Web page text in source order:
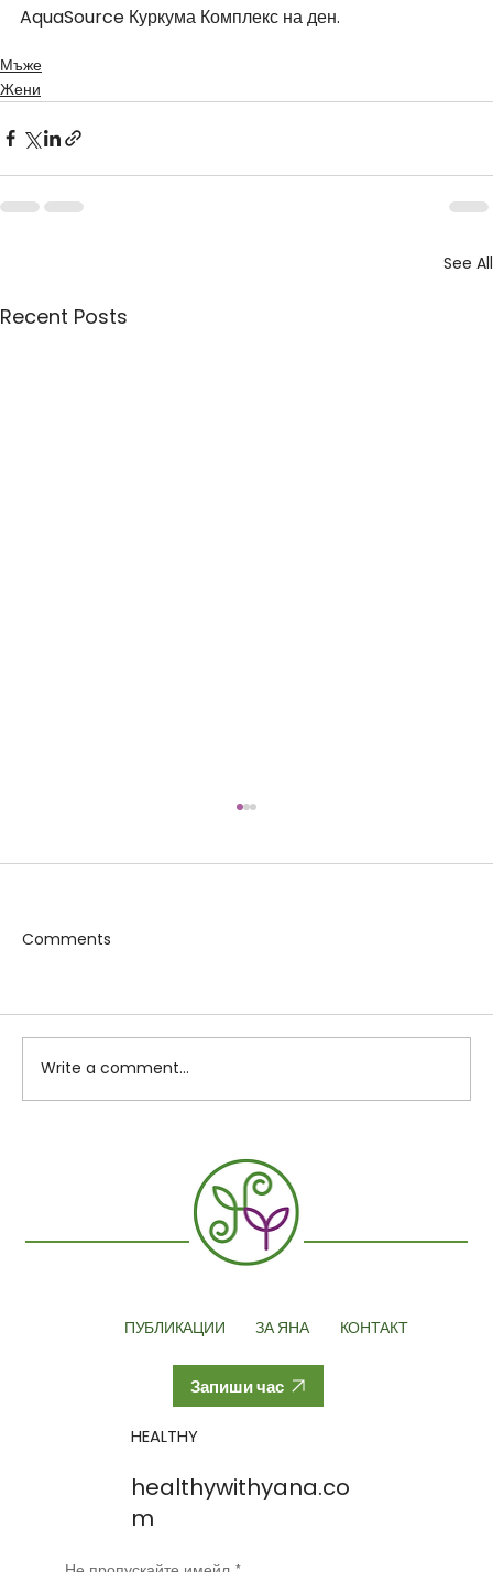
AquaSource Куркума Комплекс на ден.
Мъже
Жени
Recent Posts
See All
Неволното изпускане на урина в
Менопаузата: какво всъщност се случва
Comments
Write a comment...
ПУБЛИКАЦИИ ЗА ЯНА КОНТАКТ
Запиши час
HEALTHY
healthywithyana.co
m